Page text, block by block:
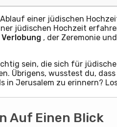
einer jüdischen
jüdischen Hochzeit
Verlobung , der Zeremonie
sein, die sich für
Übrigens, wusstest du,
in Jerusalem zu erinnern?
Auf Einen Blick